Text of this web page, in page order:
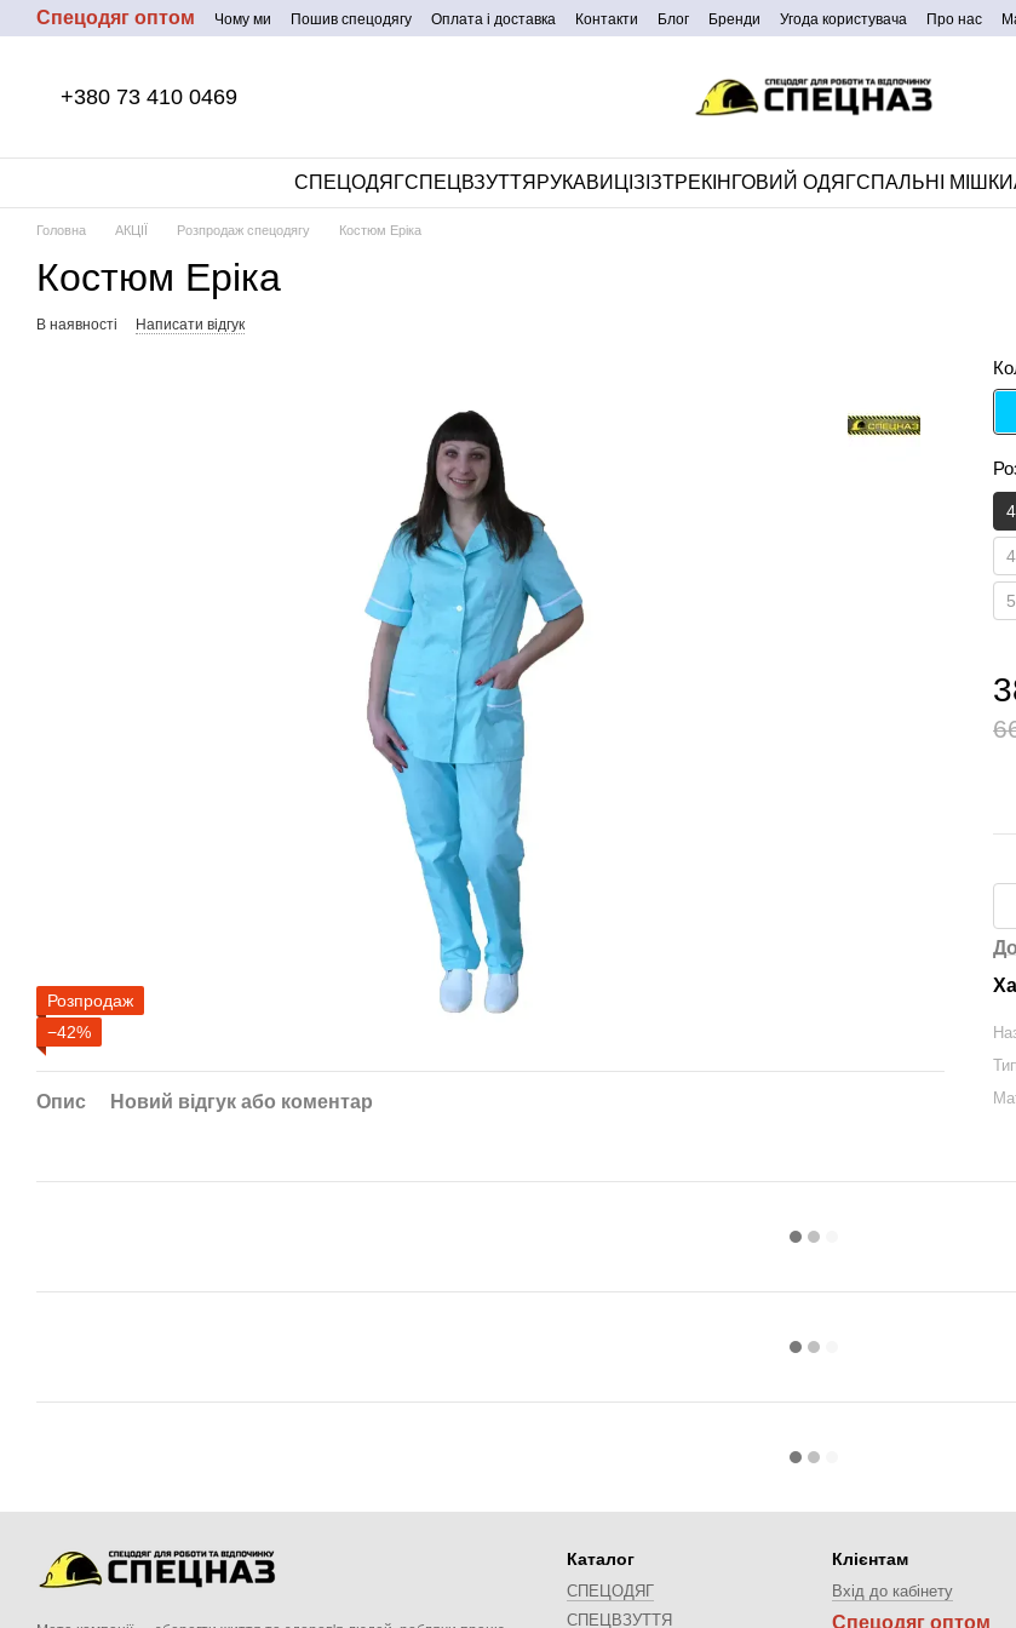
Перейти до основного контенту
Спецодяг оптом Чому ми Пошив спецодягу Оплата і доставка Контакти Блог Бренди Угода користувача Про нас
+380 73 410 0469
СПЕЦОДЯГСПЕЦВЗУТТЯ РУКАВИЦІ ЗІЗТРЕКІНГОВИЙ ОДЯГСПАЛЬНІ МІШКИ
Головна АКЦІЇ Розпродаж спецодягу Костюм Еріка
Костюм Еріка
В наявності Написати відгук
Розпродаж
−42%
Опис Новий відгук або коментар
Каталог
СПЕЦОДЯГ
СПЕЦВЗУТТЯ
Клієнтам
Вхід до кабінету
Спецодяг оптом